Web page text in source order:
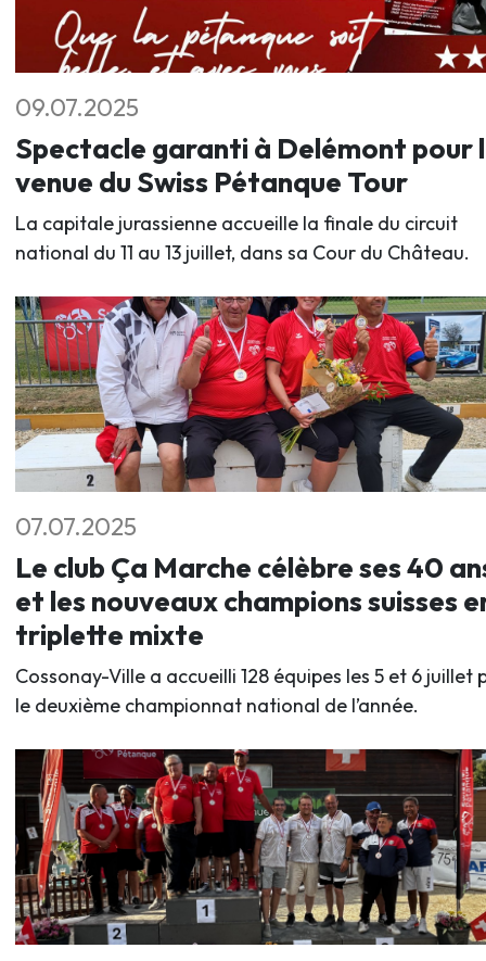
09.07.2025
Spectacle garanti à Delémont pour
venue du Swiss Pétanque Tour
La capitale jurassienne accueille la finale du circuit
national du 11 au 13 juillet, dans sa Cour du Château.
07.07.2025
Le club Ça Marche célèbre ses 40
et les nouveaux champions suisses
triplette mixte
Cossonay-Ville a accueilli 128 équipes les 5 et 6 juillet
le deuxième championnat national de l’année.